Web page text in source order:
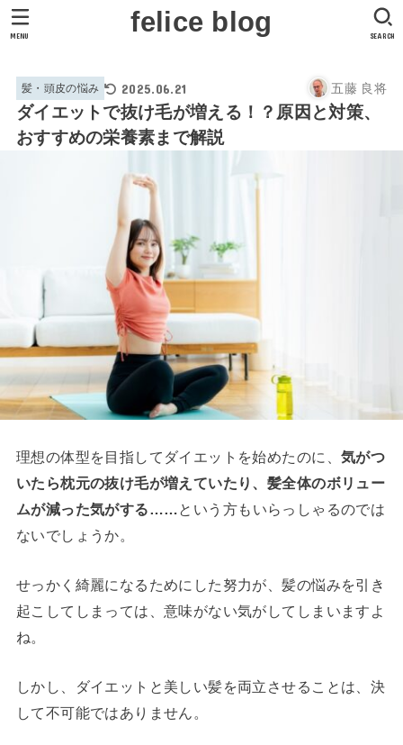
felice blog SEARCH
MENU
髪・頭皮の悩み 2025.06.21 五藤 良将
ダイエットで抜け毛が増える！？原因と対策、
おすすめの栄養素まで解説
理想の体型を目指してダイエットを始めたのに、 気がつ
いたら枕元の抜け毛が増えていたり、髪全体のボリュー
ムが減った気がする……
という方もいらっしゃるのでは
ないでしょうか。
せっかく綺麗になるためにした努力が、髪の悩みを引き
起こしてしまっては、意味がない気がしてしまいますよ
ね。
しかし、ダイエットと美しい髪を両立させることは、決
して不可能ではありません。